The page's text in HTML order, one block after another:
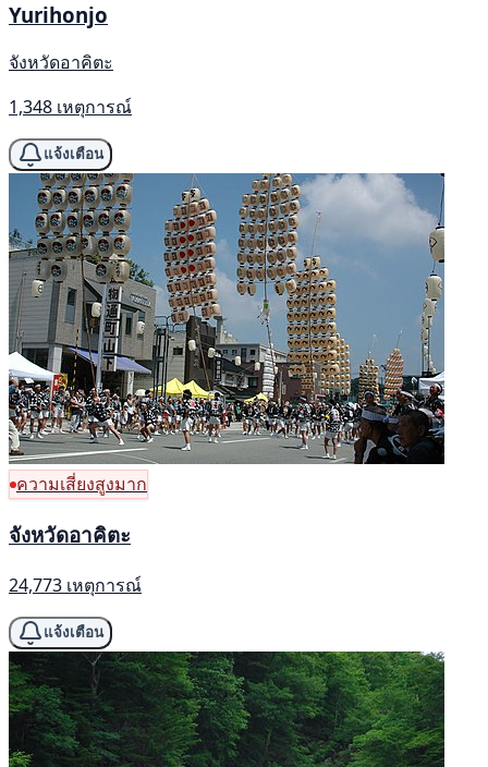
Yurihonjo
จังหวัดอาคิตะ
1,348 เหตุการณ์
แจ้งเตือน
ความเสี่ยงสูงมาก
จังหวัดอาคิตะ
24,773 เหตุการณ์
แจ้งเตือน